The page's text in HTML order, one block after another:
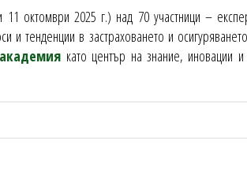
октомври 2025 г.) над 70 участници –
и тенденции в застраховането и
като център на знание, иновации